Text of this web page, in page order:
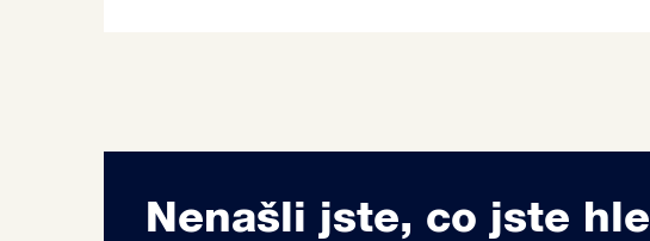
Nenašli jste, co jste